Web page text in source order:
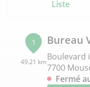
Liste
1
49.21 km
Bureau
Boulevard
7700
Fermé